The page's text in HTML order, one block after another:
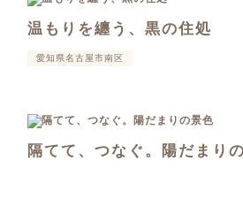
温もりを纏う、黒の住処
愛知県名古屋市南区
隔てて、つなぐ。陽だまり